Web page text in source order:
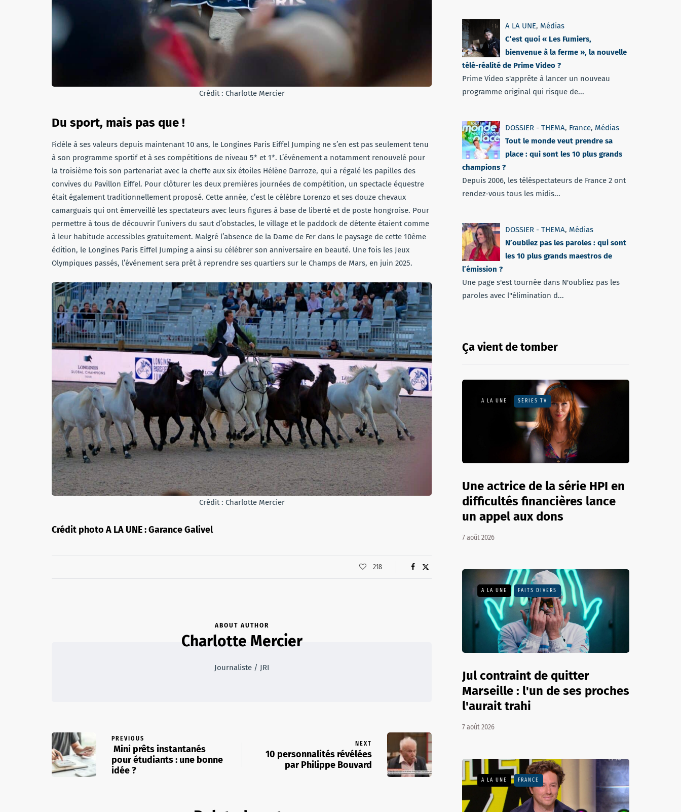
Crédit : Charlotte Mercier
Du sport, mais pas que !
Fidèle à ses valeurs depuis maintenant 10 ans, le Longines Paris Eiffel Jumping ne s’en est pas seulement tenu
à son programme sportif et à ses compétitions de niveau 5* et 1*. L’événement a notamment renouvelé pour
la troisième fois son partenariat avec la cheffe aux six étoiles Hélène Darroze, qui a régalé les papilles des
convives du Pavillon Eiffel. Pour clôturer les deux premières journées de compétition, un spectacle équestre
était également traditionnellement proposé. Cette année, c’est le célèbre Lorenzo et ses douze chevaux
camarguais qui ont émerveillé les spectateurs avec leurs figures à base de liberté et de poste hongroise. Pour
permettre à tous de découvrir l’univers du saut d’obstacles, le village et le paddock de détente étaient comme
à leur habitude accessibles gratuitement. Malgré l’absence de la Dame de Fer dans le paysage de cette 10ème
édition, le Longines Paris Eiffel Jumping a ainsi su célébrer son anniversaire en beauté. Une fois les Jeux
Olympiques passés, l’événement sera prêt à reprendre ses quartiers sur le Champs de Mars, en juin 2025.
Crédit : Charlotte Mercier
Crédit photo A LA UNE : Garance Galivel
218
ABOUT AUTHOR
Charlotte Mercier
Journaliste / JRI
PREVIOUS
Mini prêts instantanés
pour étudiants : une bonne
idée ?
NEXT
10 personnalités révélées
par Philippe Bouvard
A LA UNE, Médias
C’est quoi « Les Fumiers,
bienvenue à la ferme », la nouvelle
télé-réalité de Prime Video ?
Prime Video s'apprête à lancer un nouveau
programme original qui risque de...
DOSSIER - THEMA, France, Médias
Tout le monde veut prendre sa
place : qui sont les 10 plus grands
champions ?
Depuis 2006, les téléspectateurs de France 2 ont
rendez-vous tous les midis...
DOSSIER - THEMA, Médias
N’oubliez pas les paroles : qui sont
les 10 plus grands maestros de
l’émission ?
Une page s'est tournée dans N'oubliez pas les
paroles avec l''élimination d...
Ça vient de tomber
A LA UNE SÉRIES TV
Une actrice de la série HPI en
difficultés financières lance
un appel aux dons
7 août 2026
A LA UNE FAITS DIVERS
Jul contraint de quitter
Marseille : l'un de ses proches
l'aurait trahi
7 août 2026
A LA UNE FRANCE